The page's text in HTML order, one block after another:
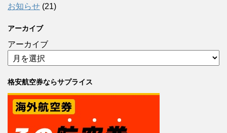
お知らせ (21)
アーカイブ
アーカイブ
格安航空券ならサプライス